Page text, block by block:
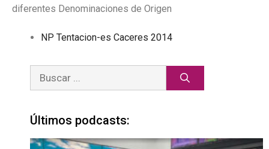
diferentes Denominaciones de Origen
NP Tentacion-es Caceres 2014
Últimos podcasts: